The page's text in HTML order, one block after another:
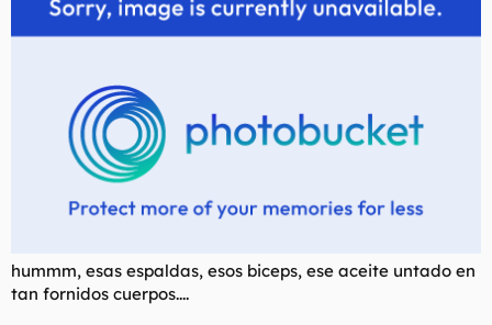
hummm, esas espaldas, esos biceps, ese aceite untado en
tan fornidos cuerpos....